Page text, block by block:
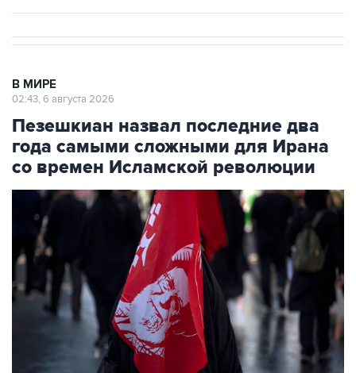
Пезешкиан назвал последние два
года самыми сложными для Ирана
со времен Исламской революции
Фото: Morteza Nikoubazl/NurPhoto via Getty Images